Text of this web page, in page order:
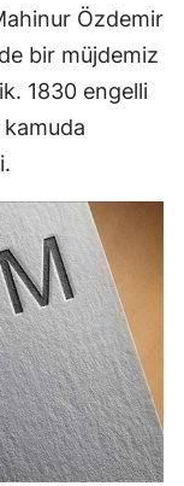
İstanbul
Kayseri
Kırklareli
Kırşehir
Kocaeli
Konya
Kütahya
Özdemir
bir müjdemiz
1830 engelli
kamuda